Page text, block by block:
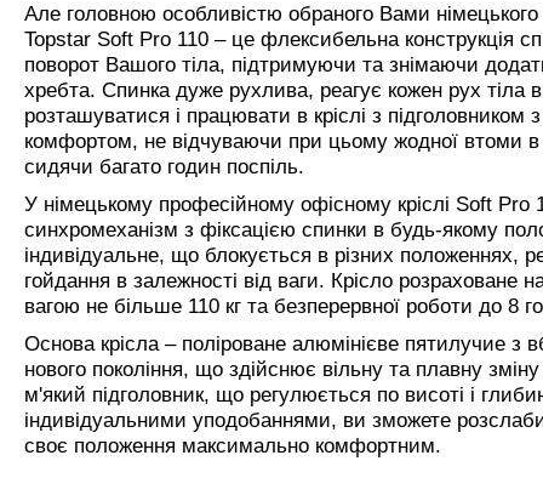
Але головною особливістю обраного Вами німецького
Topstar Soft Pro 110 – це флексибельна конструкція
поворот Вашого тіла, підтримуючи та знімаючи
хребта. Спинка дуже рухлива, реагує кожен рух тіла
розташуватися і працювати в кріслі з
комфортом, не відчуваючи при цьому жодної втоми в
сидячи багато годин поспіль.
У німецькому професійному офісному кріслі Soft Pro
синхромеханізм з фіксацією спинки в будь-якому
індивідуальне, що блокується в різних положеннях,
гойдання в залежності від ваги. Крісло розраховане
вагою не більше 110 кг та безперервної роботи до 8
Основа крісла – поліроване алюмінієве пятилучие з
нового покоління, що здійснює вільну та плавну
м'який підголовник, що регулюється по висоті і
індивідуальними уподобаннями, ви зможете
своє положення максимально комфортним.